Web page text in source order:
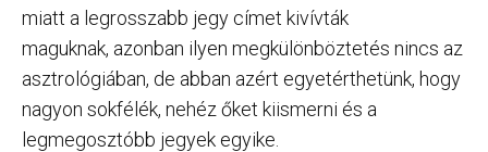
miatt a legrosszabb jegy címet kivívták
maguknak, azonban ilyen megkülönböztetés nincs az
asztrológiában, de abban azért egyetérthetünk, hogy
nagyon sokfélék, nehéz őket kiismerni és a
legmegosztóbb jegyek egyike.